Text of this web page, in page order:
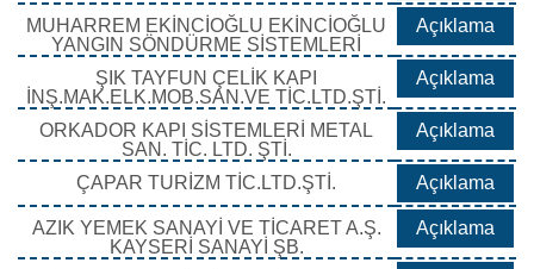
MUHARREM EKİNCİOĞLU EKİNCİOĞLU
YANGIN SÖNDÜRME SİSTEMLERİ
Açıklama
ŞIK TAYFUN ÇELİK KAPI
İNŞ.MAK.ELK.MOB.SAN.VE TİC.LTD.ŞTİ.
Açıklama
ORKADOR KAPI SİSTEMLERİ METAL
SAN. TİC. LTD. ŞTİ.
Açıklama
ÇAPAR TURİZM TİC.LTD.ŞTİ. Açıklama
AZIK YEMEK SANAYİ VE TİCARET A.Ş.
KAYSERİ SANAYİ ŞB.
Açıklama